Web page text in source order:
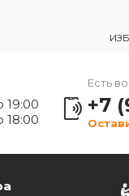
19:00
18:00
Есть
+7